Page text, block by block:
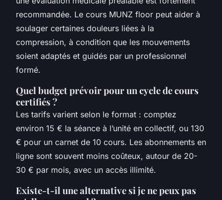
recommandée. Le cours MUNZ floor peut aider à
soulager certaines douleurs liées à la
compression, à condition que les mouvements
soient adaptés et guidés par un professionnel
formé.
Quel budget prévoir pour un cycle de cours
certifiés ?
Les tarifs varient selon le format : comptez
environ 15 € la séance à l’unité en collectif, ou 130
€ pour un carnet de 10 cours. Les abonnements en
ligne sont souvent moins coûteux, autour de 20-
30 € par mois, avec un accès illimité.
Existe-t-il une alternative si je ne peux pas